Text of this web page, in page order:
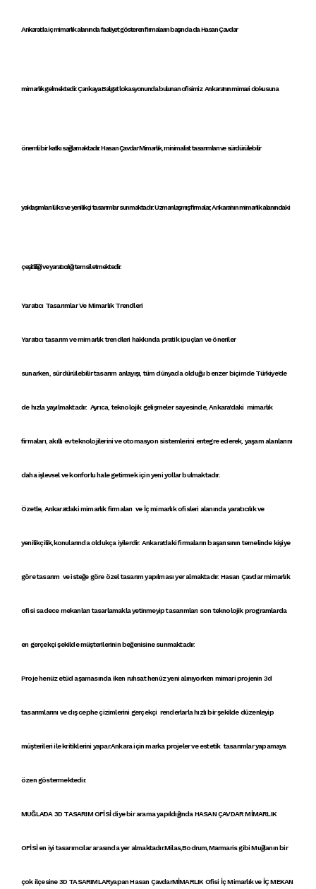
Ankara'da iç mimarlık alanında faaliyet gösterenfirmaların başında daHasan Çavdar
mimarlıkgelmektedir.ÇankayaBalgatlokasyonunda bulunanofisimiz Ankara'nın mimari dokusuna
önemli bir katkı sağlamaktadır.Hasan Çavdar Mimarlık,minimalist tasarımları vesürdürülebilir
yaklaşımlarılüks ve yenilikçitasarımlarsunmaktadır.Uzmanlaşmış firmalar,Ankara'nın mimarlık alanındaki
çeşitliliği ve yaratıcılığıtemsil etmektedir.
Yaratıcı Tasarımlar Ve Mimarlık Trendleri
Yaratıcı tasarımvemimarlık trendlerihakkındapratik ipuçlarıve öneriler
sunarken, sürdürülebilir tasarım anlayışı, tüm dünyada olduğu benzer biçimde Türkiye'de
de hızla yayılmaktadır. Ayrıca, teknolojik gelişmeler sayesinde,Ankara'daki mimarlık
firmaları,akıllı ev teknolojilerini veotomasyon sistemlerini entegre ederek, yaşam alanlarını
daha işlevsel ve konforlu hale getirmek için yeni yollar bulmaktadır.
Özetle, Ankara'daki mimarlık firmaları ve İç mimarlık ofislerialanındayaratıcılık ve
yenilikçilik,konularında oldukça iyilerdir. Ankara'daki firmalarınbaşarısının temelindekişiye
göre tasarımveisteğe göre özel tasarımyapılması yer almaktadır. Hasan Çavdar mimarlık
ofisisadecemekanları tasarlamakla yetinmeyiptasarımları son teknolojik programlarda
en gerçekçi şekilde müşterilerinin beğenisine sunmaktadır.
Projehenüzetüdaşamasında ikenruhsathenüz yeni alınıyorkenmimari projenin3d
tasarımlarını vedış cephe çizimlerinigerçekçi renderlarlahızlı bir şekildedüzenleyip
müşterileri ilekritiklerini yapar.Ankaraiçinmarka projeler veestetik tasarımlaryapamaya
özen göstermektedir.
MUĞLA'DA 3D TASARIM OFİSİdiye bir arama yapıldığındaHASAN ÇAVDAR MİMARLIK
OFİSİen iyi tasarımcılar arasında yer almaktadır.Milas,Bodrum,Marmaris gibi Muğlanın bir
çok ilçesine3D TASARIMLARyapan Hasan ÇavdarMİMARLIK Ofisi İç Mimarlık ve İÇ MEKAN